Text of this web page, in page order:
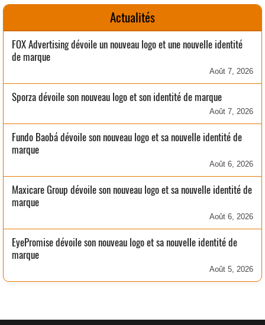
Actualités
FOX Advertising dévoile un nouveau logo et une nouvelle identité
de marque
Août 7, 2026
Sporza dévoile son nouveau logo et son identité de marque
Août 7, 2026
Fundo Baobá dévoile son nouveau logo et sa nouvelle identité de
marque
Août 6, 2026
Maxicare Group dévoile son nouveau logo et sa nouvelle identité de
marque
Août 6, 2026
EyePromise dévoile son nouveau logo et sa nouvelle identité de
marque
Août 5, 2026